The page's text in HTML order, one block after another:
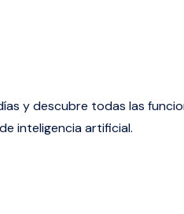
y descubre todas las
inteligencia artificial.